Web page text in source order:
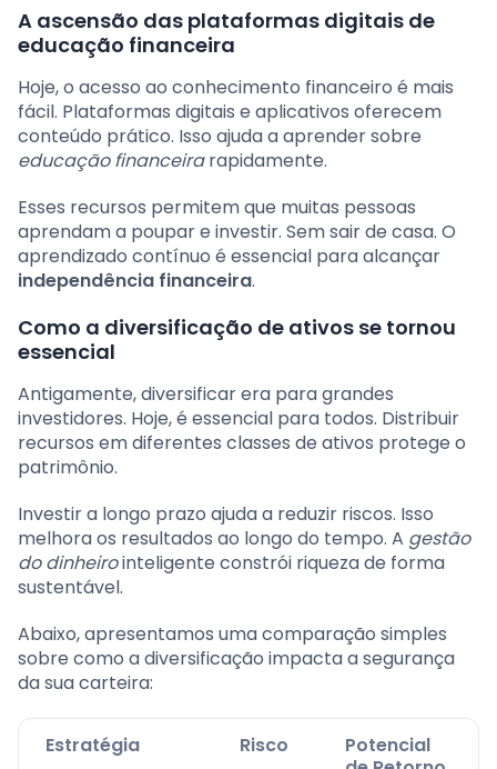
A ascensão das plataformas digitais de
educação financeira
Hoje, o acesso ao conhecimento financeiro é mais
fácil. Plataformas digitais e aplicativos oferecem
conteúdo prático. Isso ajuda a aprender sobre
educação financeirarapidamente.
Esses recursos permitem que muitas pessoas
aprendam a poupar e investir. Sem sair de casa. O
aprendizado contínuo é essencial para alcançar
independência financeira.
Como a diversificação de ativos se tornou
essencial
Antigamente, diversificar era para grandes
investidores. Hoje, é essencial para todos. Distribuir
recursos em diferentes classes de ativos protege o
patrimônio.
Investir a longo prazo ajuda a reduzir riscos. Isso
melhora os resultados ao longo do tempo. A gestão
do dinheirointeligente constrói riqueza de forma
sustentável.
Abaixo, apresentamos uma comparação simples
sobre como a diversificação impacta a segurança
da sua carteira:
Estratégia Risco
Potencial